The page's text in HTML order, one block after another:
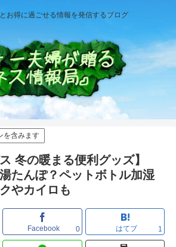
お得に過ごせる情報を発信するブログ
を含みます
冬の暖まる便利グッズ】
たんぽ？ペットボトル加湿
やカイロも
Facebook 0 はてブ 1